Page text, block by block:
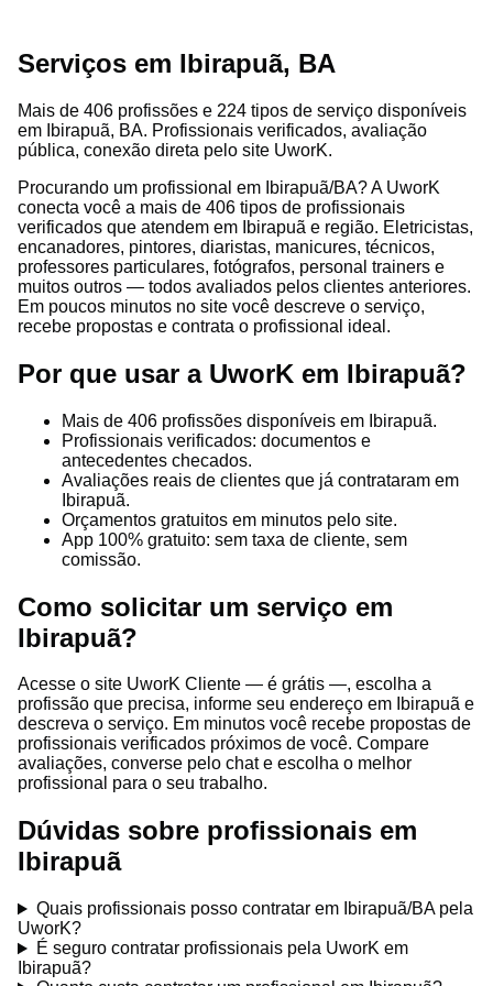
Serviços em Ibirapuã, BA
Mais de 406 profissões e 224 tipos de serviço disponíveis
em Ibirapuã, BA. Profissionais verificados, avaliação
pública, conexão direta pelo site UworK.
Procurando um profissional em Ibirapuã/BA? A UworK
conecta você a mais de 406 tipos de profissionais
verificados que atendem em Ibirapuã e região. Eletricistas,
encanadores, pintores, diaristas, manicures, técnicos,
professores particulares, fotógrafos, personal trainers e
muitos outros — todos avaliados pelos clientes anteriores.
Em poucos minutos no site você descreve o serviço,
recebe propostas e contrata o profissional ideal.
Por que usar a UworK em Ibirapuã?
Mais de 406 profissões disponíveis em Ibirapuã.
Profissionais verificados: documentos e
antecedentes checados.
Avaliações reais de clientes que já contrataram em
Ibirapuã.
Orçamentos gratuitos em minutos pelo site.
App 100% gratuito: sem taxa de cliente, sem
comissão.
Como solicitar um serviço em
Ibirapuã?
Acesse o site UworK Cliente — é grátis —, escolha a
profissão que precisa, informe seu endereço em Ibirapuã e
descreva o serviço. Em minutos você recebe propostas de
profissionais verificados próximos de você. Compare
avaliações, converse pelo chat e escolha o melhor
profissional para o seu trabalho.
Dúvidas sobre profissionais em
Ibirapuã
Quais profissionais posso contratar em Ibirapuã/BA pela
UworK?
É seguro contratar profissionais pela UworK em
Ibirapuã?